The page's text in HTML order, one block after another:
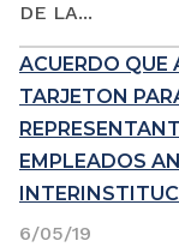
DE LA...
ACUERDO QUE
TARJETON
EMPLEADOS
6/05/19